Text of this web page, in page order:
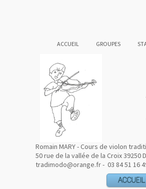
ACCUEIL GROUPES
Romain MARY - Cours de violon
50 rue de la vallée de la Croix 39250
tradimodo@orange.fr - 03 84 51 16
ACCUEIL